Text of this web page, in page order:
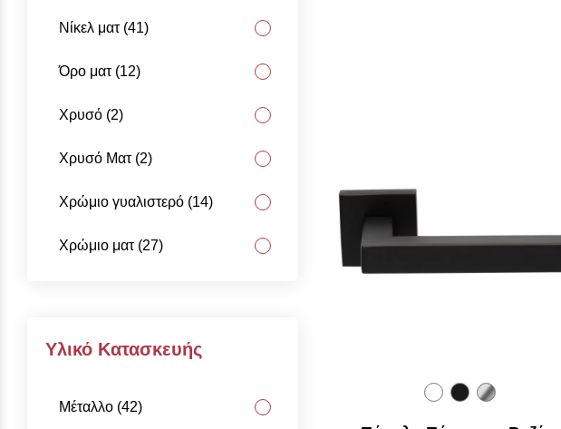
Νίκελ ματ (41)
Όρο ματ (12)
Χρυσό (2)
Χρυσό Ματ (2)
Χρώμιο γυαλιστερό (14)
Χρώμιο ματ (27)
Υλικό Κατασκευής
Μέταλλο (42)